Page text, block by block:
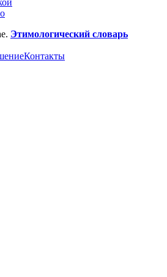
Этимологический словарь
Контакты